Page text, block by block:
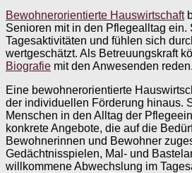
Bewohnerorientierte Hauswirtschaft
Senioren mit in den Pflegealltag ein.
Tagesaktivitäten und fühlen sich
wertgeschätzt. Als Betreuungskraft
Biografie mit den Anwesenden reden.
Eine bewohnerorientierte
der individuellen Förderung hinaus.
Menschen in den Alltag der
konkrete Angebote, die auf die
Bewohnerinnen und Bewohner
Gedächtnisspielen, Mal- und
willkommene Abwechslung im